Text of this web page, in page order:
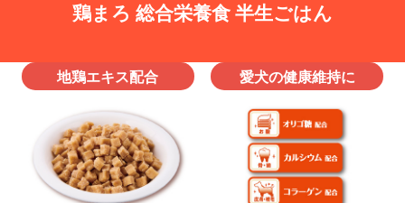
鶏まろ 総合栄養食 半生ごはん
地鶏エキス配合 愛犬の健康維持に